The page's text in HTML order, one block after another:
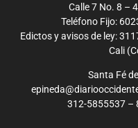
Calle 7 No. 8 –
Teléfono Fijo:
Edictos y avisos de ley:
Cali
Santa Fé
312-5855537 –